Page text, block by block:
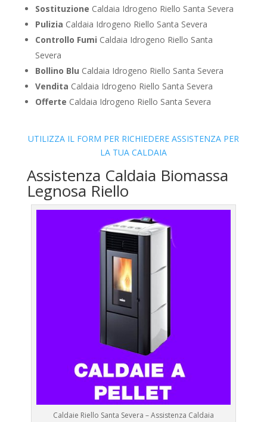
Sostituzione Caldaia Idrogeno Riello Santa Severa
Pulizia Caldaia Idrogeno Riello Santa Severa
Controllo Fumi Caldaia Idrogeno Riello Santa
Severa
Bollino Blu Caldaia Idrogeno Riello Santa Severa
Vendita Caldaia Idrogeno Riello Santa Severa
Offerte Caldaia Idrogeno Riello Santa Severa
UTILIZZA IL FORM PER RICHIEDERE ASSISTENZA PER
LA TUA CALDAIA
Assistenza Caldaia Biomassa
Legnosa Riello
Caldaie Riello Santa Severa – Assistenza Caldaia